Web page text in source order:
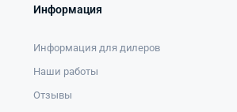
Информация
Информация для дилеров
Наши работы
Отзывы